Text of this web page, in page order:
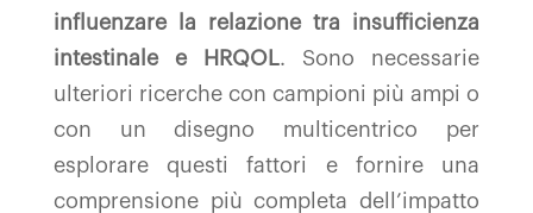
influenzare la relazione tra insufficienza
intestinale e HRQOL. Sono necessarie
ulteriori ricerche con campioni più ampi o
con un disegno multicentrico per
esplorare questi fattori e fornire una
comprensione più completa dell’impatto